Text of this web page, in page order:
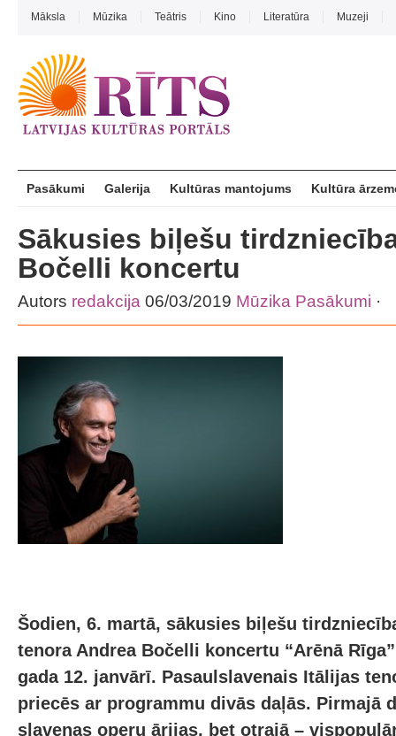
Māksla Mūzika Teātris Kino Literatūra Muzeji
Pasākumi Galerija Kultūras mantojums Kultūra
Sākusies biļešu
Bočelli koncertu
Autors redakcija 06/03/2019 Mūzika Pasākumi ·
Šodien, 6. martā, sākusies biļešu
tenora Andrea Bočelli koncertu “Arēnā
gada 12. janvārī. Pasaulslavenais Itālijas
priecēs ar programmu divās daļās. Pirmajā
slavenas operu ārijas, bet otrajā –